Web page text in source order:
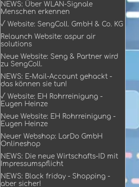
NEWS: Über WLAN-Signale
Menschen erkennen
√ Website: SengColl. GmbH & Co. KG
Relaunch Website: aspur air
solutions
Neue Website: Seng & Partner wird
zu SengColl.
NEWS: E-Mail-Account gehackt -
das können sie tun!
√ Website: EH Rohrreinigung -
Eugen Heinze
Neue Website: EH Rohrreinigung -
Eugen Heinze
Neuer Webshop: LarDo GmbH
Onlineshop
NEWS: Die neue Wirtschafts-ID mit
Impressumspflicht
NEWS: Black friday - Shopping -
aber sicher!